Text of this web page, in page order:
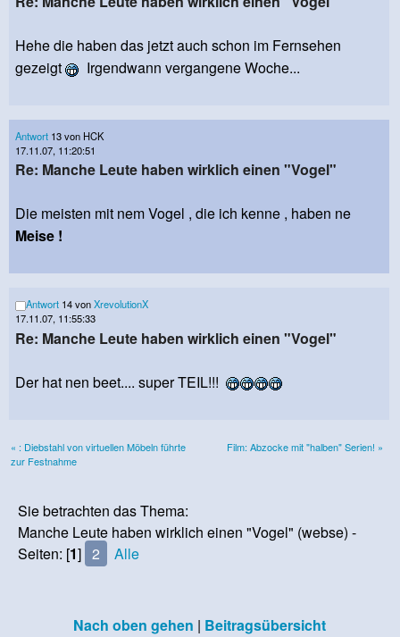
Hehe die haben das jetzt auch schon im Fernsehen
gezeigt
Irgendwann vergangene Woche...
Antwort 13 von HCK
17.11.07, 11:20:51
Re: Manche Leute haben wirklich einen "Vogel"
Die meisten mit nem Vogel , die ich kenne , haben ne
Meise !
Antwort 14 vonXrevolutionX
17.11.07, 11:55:33
Re: Manche Leute haben wirklich einen "Vogel"
Der hat nen beet.... super TEIL!!!
« : Diebstahl von virtuellen Möbeln führte
zur Festnahme
Film: Abzocke mit "halben" Serien! »
Sie betrachten das Thema:
Manche Leute haben wirklich einen "Vogel" (webse) -
Seiten: [1] 2 Alle
Nach oben gehen | Beitragsübersicht